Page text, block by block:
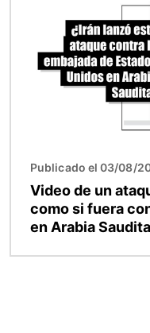
Publicado el 03/08/
Video de un
como si fuera
en Arabia Saudita